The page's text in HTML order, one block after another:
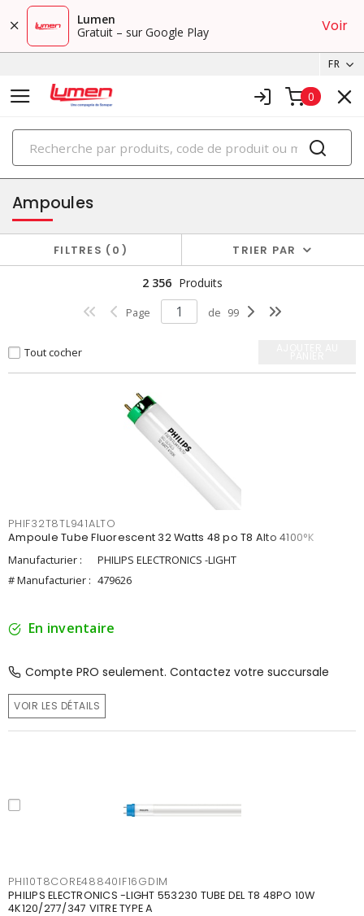
Lumen
Gratuit – sur Google Play
Voir
FR
0
PRODUITS
éclairage
Ampoules
FILTRES 0 TRIER PAR
2 356 Produits
Page de 99
Tout cocher
PHIF32T8TL941ALTO
Ampoule Tube Fluorescent 32 Watts 48 po T8 Alto 4100°K
Manufacturier :
PHILIPS ELECTRONICS -LIGHT
# Manufacturier : 479626
En inventaire
Compte PRO seulement. Contactez votre succursale
VOIR LES DÉTAILS
PHI10T8CORE48840IF16GDIM
PHILIPS ELECTRONICS -LIGHT 553230 TUBE DEL T8 48PO 10W
4K120/277/347 VITRE TYPE A